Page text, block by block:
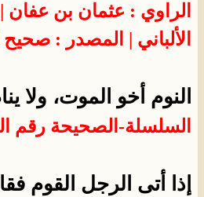
الراوي : عثمان بن
الألباني | المصدر :
النوم أخو الموت، ولا
السلسلة-الصحيحة رقم
إذا أتى الرجل القوم